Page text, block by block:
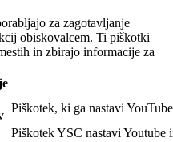
za zagotavljanje
obiskovalcem. Ti piškotki
in zbirajo informacije za
Piškotek, ki ga nastavi
Piškotek YSC nastavi Youtube